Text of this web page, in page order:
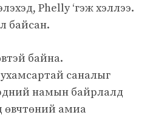
Phelly ‘гэж хэллээ.
байсан.
байна.
саналыг
намын байрлалд
өвчтөний амиа